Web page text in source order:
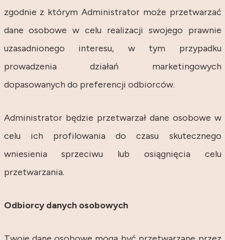
zgodnie z którym Administrator może przetwarzać
dane osobowe w celu realizacji swojego prawnie
uzasadnionego interesu, w tym przypadku
prowadzenia działań marketingowych
dopasowanych do preferencji odbiorców.
Administrator będzie przetwarzał dane osobowe w
celu ich profilowania do czasu skutecznego
wniesienia sprzeciwu lub osiągnięcia celu
przetwarzania.
Odbiorcy danych osobowych